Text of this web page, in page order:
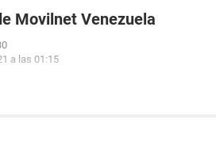
Movilnet Venezuela
a las 01:15